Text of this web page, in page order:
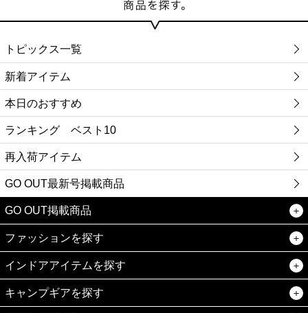
トピックス一覧
新着アイテム
本日のおすすめ
ランキング ベスト10
再入荷アイテム
GO OUT最新号掲載商品
GO OUT掲載商品
ファッションを探す
インドアアイテムを探す
キャンプギアを探す